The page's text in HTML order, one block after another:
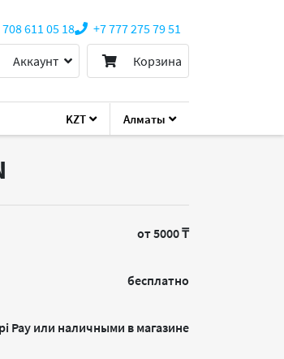
KZT Алматы
708 611 05 18
+7 777 275 79 51
Аккаунт
Корзина
от 5000 ₸
бесплатно
Pay или наличными в магазине